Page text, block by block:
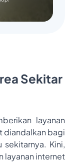
Sekitar
layanan
diandalkan bagi
sekitarnya. Kini,
layanan internet